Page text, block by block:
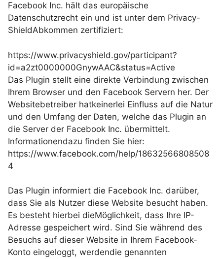
Facebook Inc. hält das europäische
Datenschutzrecht ein und ist unter dem Privacy-
ShieldAbkommen zertifiziert:
https://www.privacyshield.gov/participant?
id=a2zt0000000GnywAAC&status=Active
Das Plugin stellt eine direkte Verbindung zwischen
Ihrem Browser und den Facebook Servern her. Der
Websitebetreiber hatkeinerlei Einfluss auf die Natur
und den Umfang der Daten, welche das Plugin an
die Server der Facebook Inc. übermittelt.
Informationendazu finden Sie hier:
https://www.facebook.com/help/18632566808508
4
Das Plugin informiert die Facebook Inc. darüber,
dass Sie als Nutzer diese Website besucht haben.
Es besteht hierbei dieMöglichkeit, dass Ihre IP-
Adresse gespeichert wird. Sind Sie während des
Besuchs auf dieser Website in Ihrem Facebook-
Konto eingeloggt, werdendie genannten